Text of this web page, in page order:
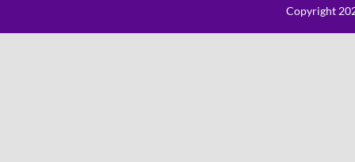
Copyright